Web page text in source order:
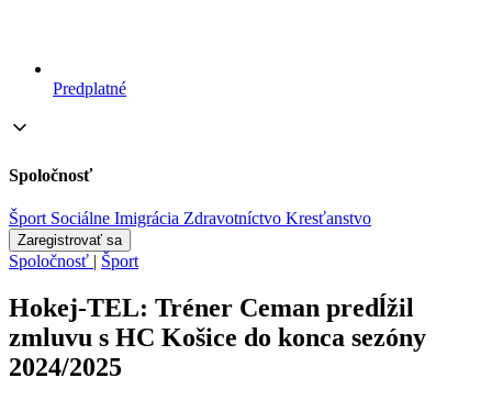
Predplatné
Spoločnosť
Šport Sociálne Imigrácia Zdravotníctvo Kresťanstvo
Zaregistrovať sa
Spoločnosť | Šport
Hokej-TEL: Tréner Ceman predĺžil
zmluvu s HC Košice do konca sezóny
2024/2025